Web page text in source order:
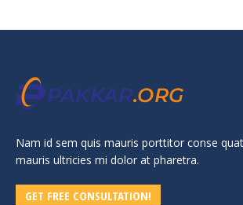
Nam id sem quis mauris porttitor conse
mauris ultricies mi dolor at pharetra.
GET FREE CONSULTATION!